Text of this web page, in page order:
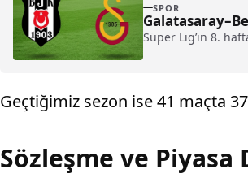
SPOR
Süper Lig’in 8.
Geçtiğimiz sezon ise 41 maçta
Sözleşme ve Piyasa